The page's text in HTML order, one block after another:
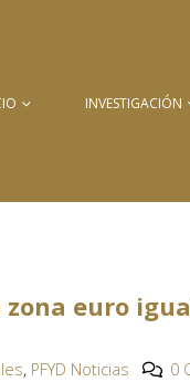
INVESTIGACIÓN
zona euro
, PFYD Noticias 0